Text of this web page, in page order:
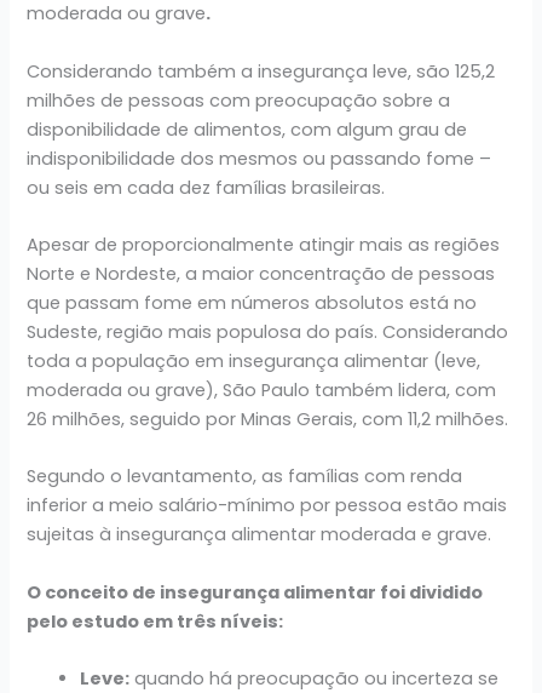
moderada ou grave.
Considerando também a insegurança leve, são 125,2
milhões de pessoas com preocupação sobre a
disponibilidade de alimentos, com algum grau de
indisponibilidade dos mesmos ou passando fome –
ou seis em cada dez famílias brasileiras.
Apesar de proporcionalmente atingir mais as regiões
Norte e Nordeste, a maior concentração de pessoas
que passam fome em números absolutos está no
Sudeste, região mais populosa do país. Considerando
toda a população em insegurança alimentar (leve,
moderada ou grave), São Paulo também lidera, com
26 milhões, seguido por Minas Gerais, com 11,2 milhões.
Segundo o levantamento, as famílias com renda
inferior a meio salário-mínimo por pessoa estão mais
sujeitas à insegurança alimentar moderada e grave.
O conceito de insegurança alimentar foi dividido
pelo estudo em três níveis:
Leve: quando há preocupação ou incerteza se